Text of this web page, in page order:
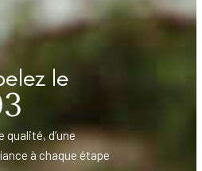
le
qualité, d’une
à chaque étape